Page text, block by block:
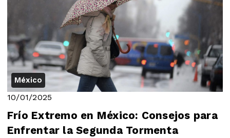
México
10/01/2025
Frío Extremo en México: Consejos para
Enfrentar la Segunda Tormenta